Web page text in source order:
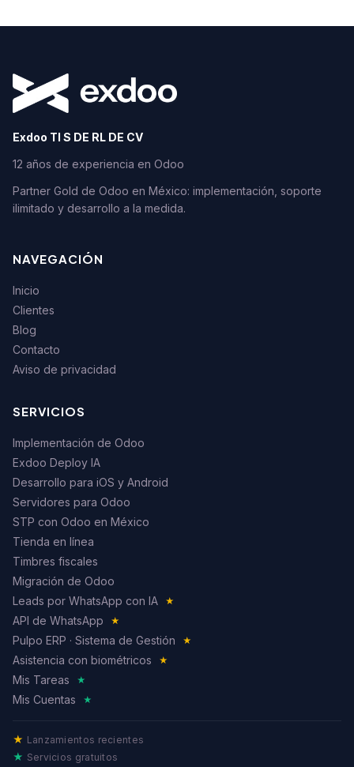
Exdoo TI S DE RL DE CV
12 años de experiencia en Odoo
Partner Gold de Odoo en México: implementación, soporte
ilimitado y desarrollo a la medida.
NAVEGACIÓN
Inicio
Clientes
Blog
Contacto
Aviso de privacidad
SERVICIOS
Implementación de Odoo
Exdoo Deploy IA
Desarrollo para iOS y Android
Servidores para Odoo
STP con Odoo en México
Tienda en línea
Timbres fiscales
Migración de Odoo
Leads por WhatsApp con IA
★
API de WhatsApp ★
Pulpo ERP · Sistema de Gestión ★
Asistencia con biométricos ★
Mis Tareas ★
Mis Cuentas ★
★ Lanzamientos recientes
★ Servicios gratuitos